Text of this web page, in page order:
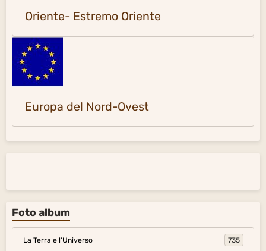
Oriente- Estremo Oriente
Europa del Nord-Ovest
Foto album
La Terra e l'Universo 735